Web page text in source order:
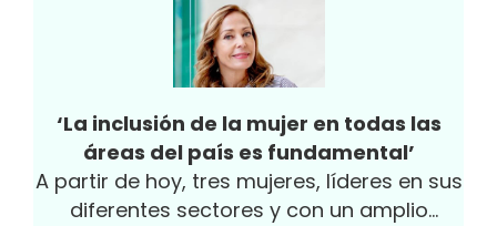
‘La inclusión de la mujer en todas las
áreas del país es fundamental’
A partir de hoy, tres mujeres, líderes en sus
diferentes sectores y con un amplio